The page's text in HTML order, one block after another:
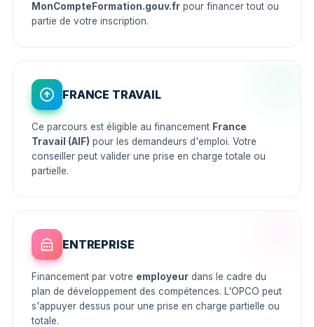
MonCompteFormation.gouv.fr pour financer tout ou
partie de votre inscription.
FRANCE TRAVAIL
Ce parcours est éligible au financement France
Travail (AIF) pour les demandeurs d'emploi. Votre
conseiller peut valider une prise en charge totale ou
partielle.
ENTREPRISE
Financement par votre employeur dans le cadre du
plan de développement des compétences. L'OPCO peut
s'appuyer dessus pour une prise en charge partielle ou
totale.